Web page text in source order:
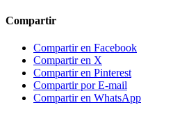
Compartir
Compartir en Facebook
Compartir en X
Compartir en Pinterest
Compartir por E-mail
Compartir en WhatsApp